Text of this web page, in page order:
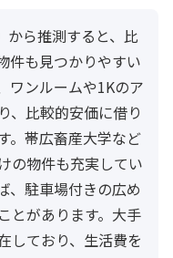
から推測すると、比
件も見つかりやすい
ワンルームや1Kのア
、比較的安価に借り
。帯広畜産大学など
の物件も充実してい
、駐車場付きの広め
とがあります。大手
しており、生活費を